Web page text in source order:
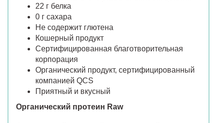
22 г белка
0 г сахара
Не содержит глютена
Кошерный продукт
Сертифицированная благотворительная
корпорация
Органический продукт, сертифицированный
компанией QCS
Приятный и вкусный
Органический протеин Raw